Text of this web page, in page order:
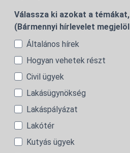
Válassza ki azokat a
(Bármennyi hírlevelet
Általános hírek
Hogyan vehetek részt
Civil ügyek
Lakásügynökség
Lakáspályázat
Lakótér
Kutyás ügyek